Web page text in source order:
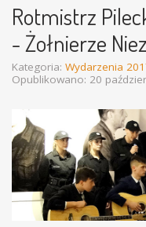
Rotmistrz
- Żołnierze
Kategoria: Wydarzenia
Opublikowano: 20